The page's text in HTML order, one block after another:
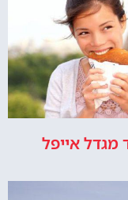
מגדל אייפל